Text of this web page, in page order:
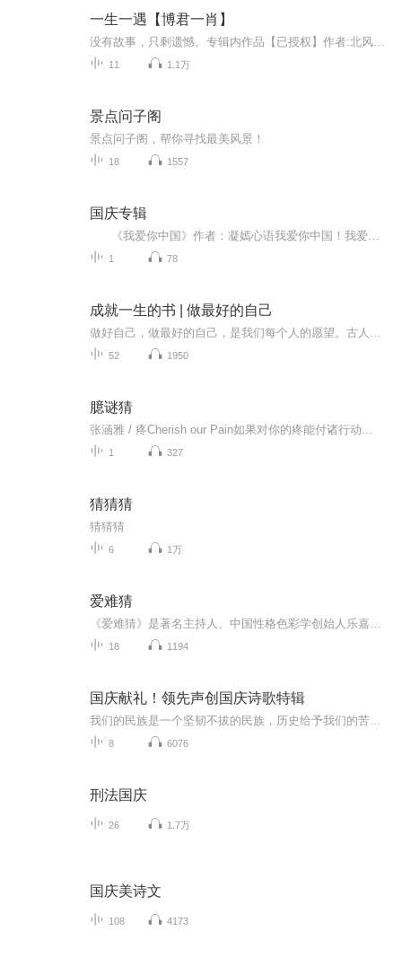
一生一遇【博君一肖】
11 1.1万
景点问子阁
景点问子阁，帮你寻找最美风景！
18 1557
国庆专辑
1 78
成就一生的书 | 做最好的自己
52 1950
臆谜猜
张涵雅 / 疼Cherish our Pain如果对你的疼能付诸行动...
1 327
猜猜猜
猜猜猜
6 1万
爱难猜
18 1194
国庆献礼！领先声创国庆诗歌特辑
8 6076
刑法国庆
26 1.7万
国庆美诗文
108 4173